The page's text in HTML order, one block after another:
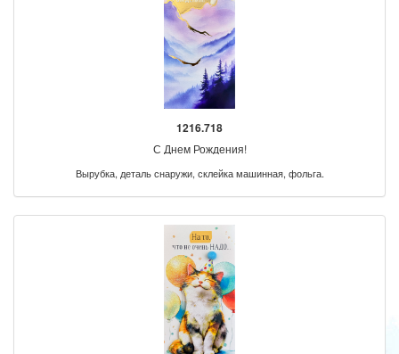
1216.718
С Днем Рождения!
Вырубка, деталь снаружи, склейка машинная, фольга.